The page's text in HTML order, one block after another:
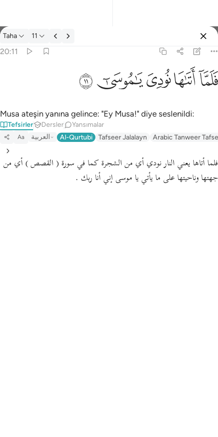
Tefsir: Taha 20:11
Taha 11
20:11
فَلَمَّآ أَتَىٰهَا نُودِىَ يَـٰمُوسَىٰٓ ١١
ﲵﲶﲷﲸﲹ
Musa ateşin yanına gelince: "Ey Musa!" diye seslenildi:
Tefsirler Dersler Yansımalar
Aa العربية Al-Qurtubi Tafseer Jalalayn Arabic Tanweer
فلما أتاها يعني النار نودي أي من الشجرة كما في سورة ( القصص ) أي من
جهتها وناحيتها على ما يأتي يا موسى إني أنا ربك .